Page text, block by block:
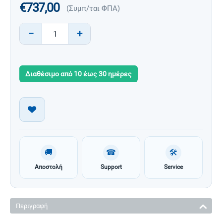
€737,00 (Συμπ/ται ΦΠΑ)
+
−
Διαθέσιμο από 10 έως 30 ημέρες
🚚
Αποστολή
☎
Support
🛠
Service
Περιγραφή